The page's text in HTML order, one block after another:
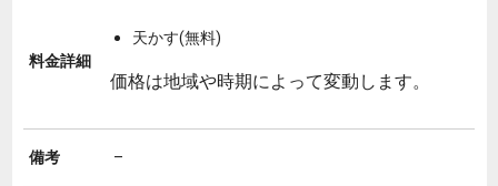
料金詳細
天かす(無料)
価格は地域や時期によって変動します。
備考 –